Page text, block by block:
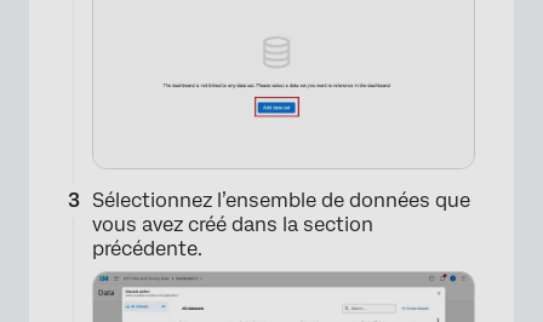
×
Sélectionnez l’ensemble de données que
vous avez créé dans la section
précédente.